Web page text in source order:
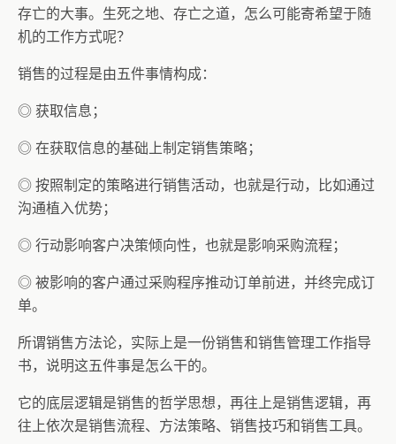
存亡的大事。生死之地、存亡之道，怎么可能寄希望于随
机的工作方式呢？
销售的过程是由五件事情构成：
◎ 获取信息；
◎ 在获取信息的基础上制定销售策略；
◎ 按照制定的策略进行销售活动，也就是行动，比如通过
沟通植入优势；
◎ 行动影响客户决策倾向性，也就是影响采购流程；
◎ 被影响的客户通过采购程序推动订单前进，并终完成订
单。
所谓销售方法论，实际上是一份销售和销售管理工作指导
书，说明这五件事是怎么干的。
它的底层逻辑是销售的哲学思想，再往上是销售逻辑，再
往上依次是销售流程、方法策略、销售技巧和销售工具。